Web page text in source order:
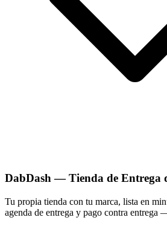
DabDash — Tienda de Entrega
Tu propia tienda con tu marca, lista en
agenda de entrega y pago contra entrega